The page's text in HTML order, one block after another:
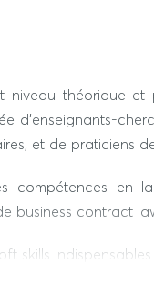
à la mise en œuvre
et qui régissent
soumise à un
niveau théorique et
d’enseignants-
et de praticiens
compétences en
business contract
skills